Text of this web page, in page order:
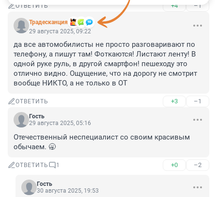
ОТВЕТИТЬ +4 –1
Традесканция
29 августа 2025, 09:22
да все автомобилисты не просто разговаривают по
телефону, а пишут там! Фоткаются! Листают ленту! В
одной руке руль, в другой смартфон! пешеходу это
отлично видно. Ощущение, что на дорогу не смотрит
вообще НИКТО, а не только в ОТ
ОТВЕТИТЬ +3 –1
Гость
29 августа 2025, 05:16
Отечественный неспециалист со своим красивым
обычаем. 🥱
ОТВЕТИТЬ 1 +0 –2
Гость
30 августа 2025, 19:53